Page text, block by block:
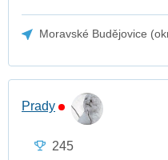
Moravské Budějovice
Prady
245